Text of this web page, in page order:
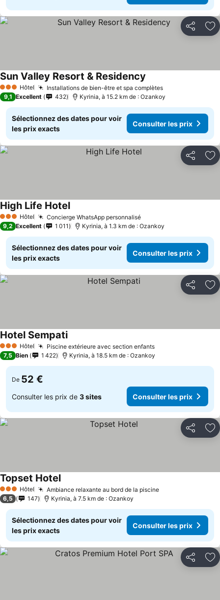
Partager
3 ÉtoilesHôtel Installations de bien-être et spa complètes
Sun Valley Resort & Residency
9,1 Excellent 432 Kyrinia, à 15.2 km de : Ozankoy
Sélectionnez des dates pour voir
les prix exacts
Consulter les prix
Partager
3 ÉtoilesHôtel Concierge WhatsApp personnalisé
High Life Hotel
9,2 Excellent 1 011 Kyrinia, à 1.3 km de : Ozankoy
Sélectionnez des dates pour voir
les prix exacts
Consulter les prix
Partager
3 ÉtoilesHôtel Piscine extérieure avec section enfants
Hotel Sempati
7,5 Bien 1 422 Kyrinia, à 18.5 km de : Ozankoy
De 52 €
Consulter les prix de 3 sites Consulter les prix
Partager
3 ÉtoilesHôtel Ambiance relaxante au bord de la piscine
Topset Hotel
6,5 147 Kyrinia, à 7.5 km de : Ozankoy
Sélectionnez des dates pour voir
les prix exacts
Consulter les prix
Partager